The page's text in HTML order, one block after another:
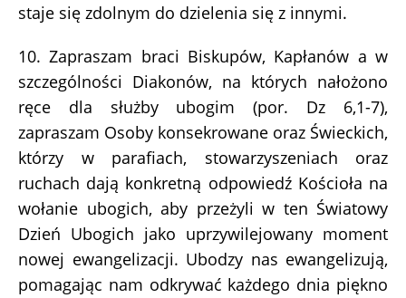
staje się zdolnym do dzielenia się z innymi.
10. Zapraszam braci Biskupów, Kapłanów a w
szczególności Diakonów, na których nałożono
ręce dla służby ubogim (por. Dz 6,1-7),
zapraszam Osoby konsekrowane oraz Świeckich,
którzy w parafiach, stowarzyszeniach oraz
ruchach dają konkretną odpowiedź Kościoła na
wołanie ubogich, aby przeżyli w ten Światowy
Dzień Ubogich jako uprzywilejowany moment
nowej ewangelizacji. Ubodzy nas ewangelizują,
pomagając nam odkrywać każdego dnia piękno